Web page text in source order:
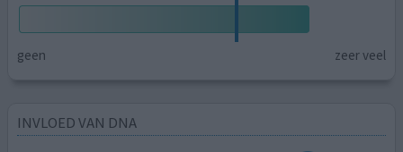
geen zeer veel
INVLOED VAN DNA